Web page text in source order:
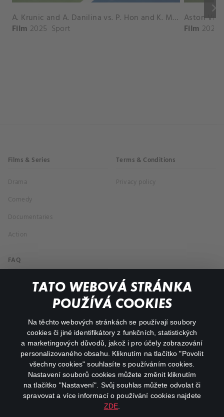
TATO WEBOVÁ STRÁNKA
POUŽÍVÁ COOKIES
Na těchto webových stránkách se používají soubory
cookies či jiné identifikátory z funkčních, statistických
a marketingových důvodů, jakož i pro účely zobrazování
personalizovaného obsahu. Kliknutím na tlačítko "Povolit
všechny cookies" souhlasíte s používáním cookies.
Nastavení souborů cookies můžete změnit kliknutím
na tlačítko "Nastavení". Svůj souhlas můžete odvolat či
spravovat a více informací o používání cookies najdete
ZDE
keyboard_arrow_right
A. Krunic and A. Danilina vs. P. Hon and K. Muchova Match Highlights - BEIJING_Capital Group Diamond ( October 02, 2025)
Film 2025 Sport Film 2026
Films & Series
Drama
Comedy
Documentaries
Action
Terms & Conditions
Privacy policy
FAQ
My profile
facebookinstagram
youtube